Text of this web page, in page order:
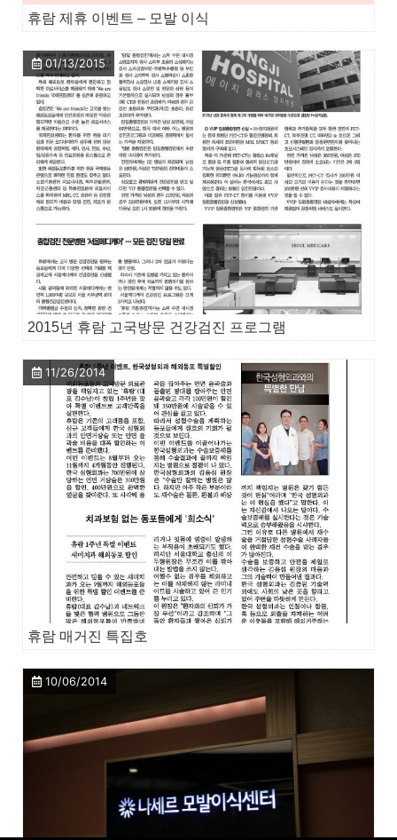
휴람 제휴 이벤트 – 모발 이식
01/13/2015
2015년 휴람 고국방문 건강검진 프로그램
11/26/2014
휴람 매거진 특집호
10/06/2014